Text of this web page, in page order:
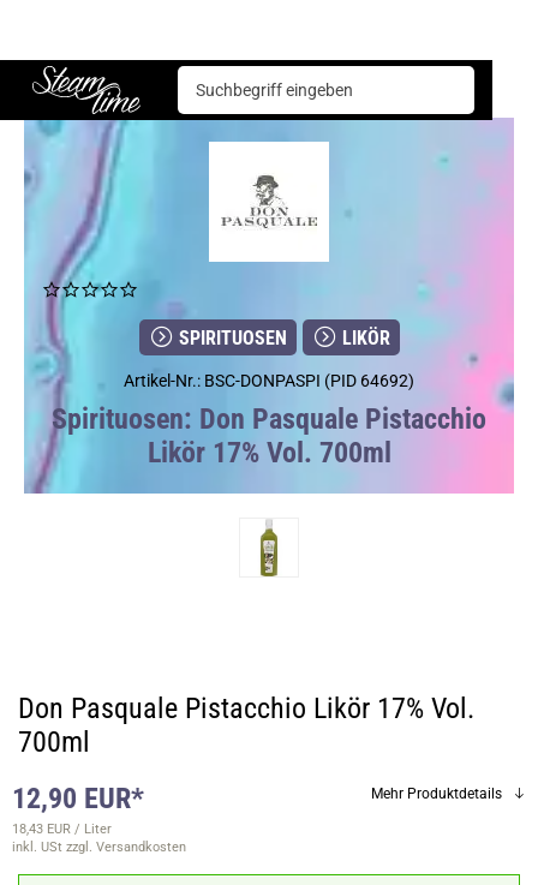
Steam time
Spirituosen Don Pasquale Pistacchio Likör 17% Vol. 700ml
SPIRITUOSEN LIKÖR
Artikel-Nr.: BSC-DONPASPI (PID 64692)
Spirituosen: Don Pasquale Pistacchio
Likör 17% Vol. 700ml
Don Pasquale Pistacchio Likör 17% Vol.
700ml
12,90 EUR*
18,43 EUR / Liter
inkl. USt zzgl. Versandkosten
Mehr Produktdetails